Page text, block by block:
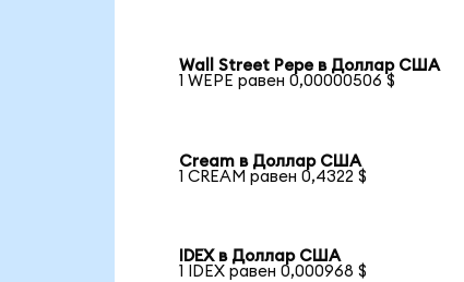
Wall Street Pepe в Доллар США
1 WEPE равен 0,00000506 $
Cream в Доллар США
1 CREAM равен 0,4322 $
IDEX в Доллар США
1 IDEX равен 0,000968 $